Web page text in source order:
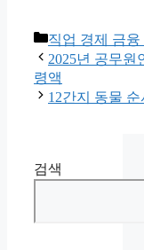
카
테
고
리
직업 경제 금융
2025년 공무원
령액
12간지 동물
검색